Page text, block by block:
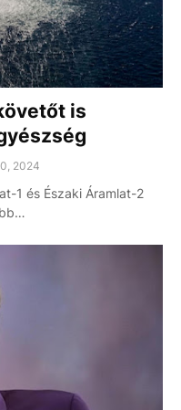
is
2024
1 és Északi Áramlat-2